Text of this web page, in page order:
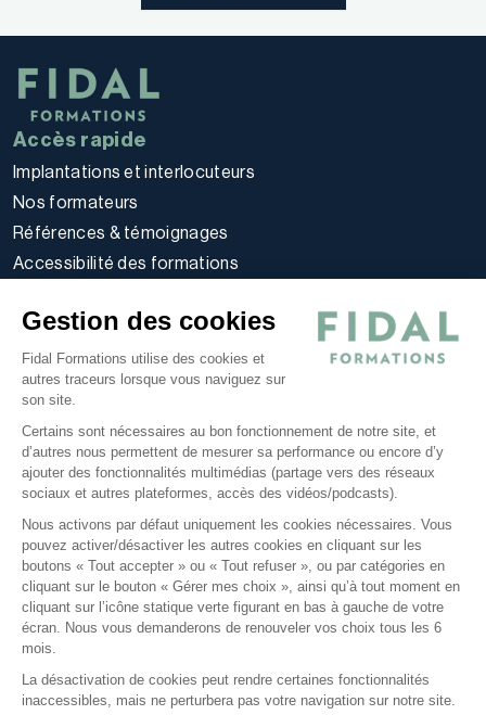
Gestion des cookies
Fidal Formations utilise des cookies et
autres traceurs lorsque vous naviguez sur
son site.
Certains sont nécessaires au bon fonctionnement de notre site, et
d’autres nous permettent de mesurer sa performance ou encore d’y
ajouter des fonctionnalités multimédias (partage vers des réseaux
sociaux et autres plateformes, accès des vidéos/podcasts).
Nous activons par défaut uniquement les cookies nécessaires. Vous
pouvez activer/désactiver les autres cookies en cliquant sur les
boutons « Tout accepter » ou « Tout refuser », ou par catégories en
cliquant sur le bouton « Gérer mes choix », ainsi qu’à tout moment en
cliquant sur l’icône statique verte figurant en bas à gauche de votre
écran. Nous vous demanderons de renouveler vos choix tous les 6
mois.
La désactivation de cookies peut rendre certaines fonctionnalités
inaccessibles, mais ne perturbera pas votre navigation sur notre site.
Accès rapide
Implantations et interlocuteurs
Nos formateurs
Références & témoignages
Accessibilité des formations
Politique d’utilisation des cookies
Politique de confidentialité
Conditions générales
Nos offres
E-learning
Formations certifiantes
Formations inter-entreprises
Formations intra-entreprises
Cycles d'actualité
Soyez alerté de nos nouvelles informations
Suivez-nous sur Linkedin